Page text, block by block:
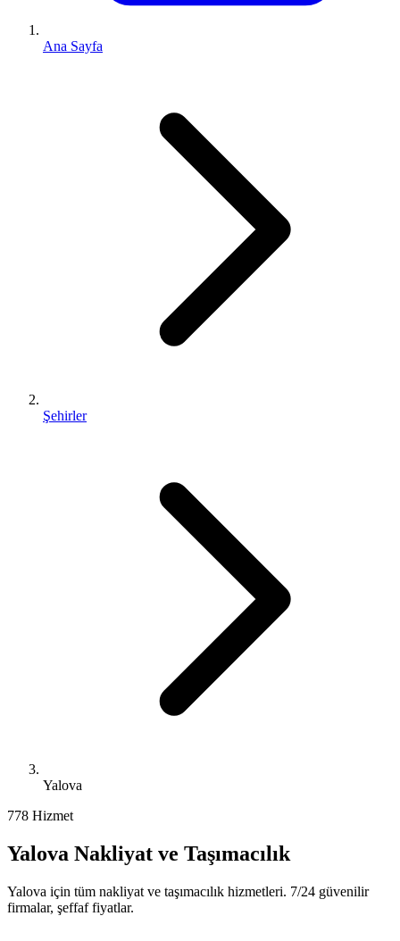
Ana Sayfa
Şehirler
Yalova
778 Hizmet
Yalova Nakliyat ve Taşımacılık
Yalova için tüm nakliyat ve taşımacılık hizmetleri. 7/24 güvenilir
firmalar, şeffaf fiyatlar.